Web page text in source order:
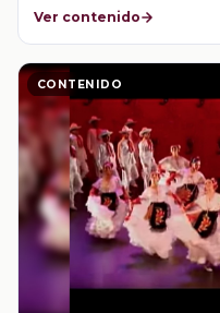
Ver contenido
CONTENIDO